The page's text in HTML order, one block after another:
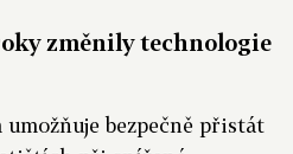
změnily technologie
bezpečně přistát